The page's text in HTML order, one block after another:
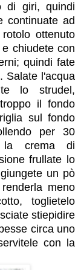
di giri, quindi
continuate ad
ottenuto
chiudete con
quindi fate
Salate l'acqua
lo strudel,
il fondo
sul fondo
per 30
la crema di
frullate lo
un pò
meno
toglietelo
stiepidire
circa uno
con la